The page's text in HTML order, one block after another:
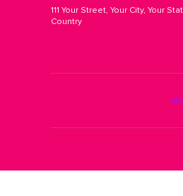
111 Your Street, Your City, Your
Country